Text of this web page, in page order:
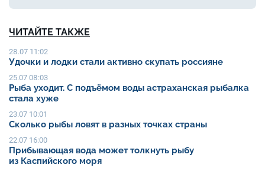
ЧИТАЙТЕ ТАКЖЕ
28.07 11:02
Удочки и лодки стали активно скупать россияне
25.07 08:03
Рыба уходит. С подъёмом воды астраханская рыбалка
стала хуже
23.07 10:01
Сколько рыбы ловят в разных точках страны
22.07 16:00
Прибывающая вода может толкнуть рыбу
из Каспийского моря